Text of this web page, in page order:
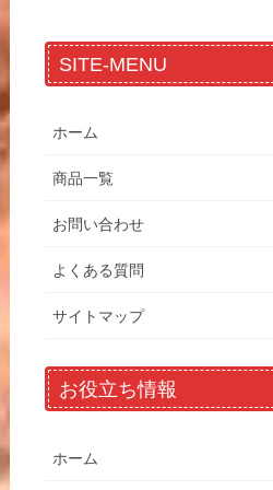
SITE-MENU
ホーム
商品一覧
お問い合わせ
よくある質問
サイトマップ
お役立ち情報
ホーム